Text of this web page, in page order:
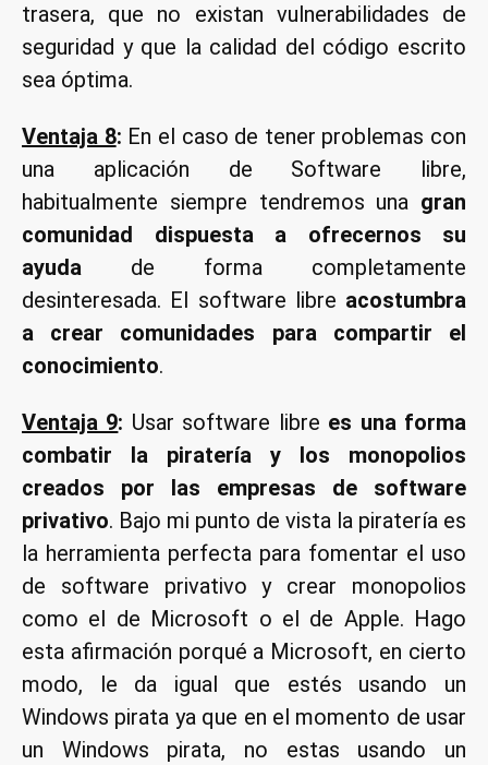
trasera, que no existan vulnerabilidades de
seguridad y que la calidad del código escrito
sea óptima.
Ventaja 8: En el caso de tener problemas con
una aplicación de Software libre,
habitualmente siempre tendremos una gran
comunidad dispuesta a ofrecernos su
ayuda de forma completamente
desinteresada. El software libre acostumbra
a crear comunidades para compartir el
conocimiento.
Ventaja 9: Usar software libre es una forma
combatir la piratería y los monopolios
creados por las empresas de software
privativo. Bajo mi punto de vista la piratería es
la herramienta perfecta para fomentar el uso
de software privativo y crear monopolios
como el de Microsoft o el de Apple. Hago
esta afirmación porqué a Microsoft, en cierto
modo, le da igual que estés usando un
Windows pirata ya que en el momento de usar
un Windows pirata, no estas usando un